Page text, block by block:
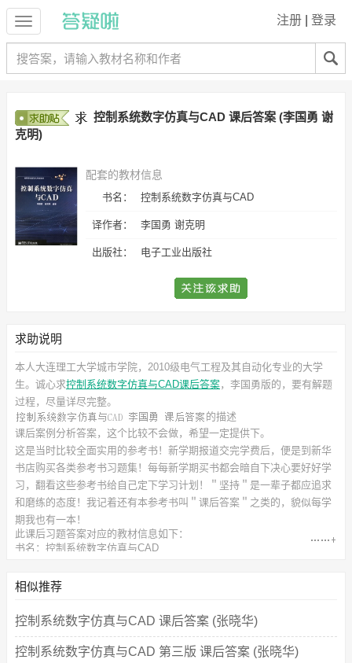
注册 登录
控制系统数字仿真与CAD 课后答案 (李国勇 谢
克明)
配套的教材信息
书名： 控制系统数字仿真与CAD
译作者： 李国勇 谢克明
出版社： 电子工业出版社
求助说明
本人大连理工大学城市学院，2010级电气工程及其自动化专业的大学
生。诚心求控制系统数字仿真与CAD课后答案，李国勇版的，要有解题
过程，尽量详尽完整。
的描述
课后案例分析答案，这个比较不会做，希望一定提供下。
这是当时比较全面实用的参考书！新学期报道交完学费后，便是到新华
书店购买各类参考书习题集！每每新学期买书都会暗自下决心要好好学
习，翻看这些参考书给自己定下学习计划！＂坚持＂是一辈子都应追求
和磨练的态度！我记着还有本参考书叫＂课后答案＂之类的，貌似每学
期我也有一本！
此课后习题答案对应的教材信息如下：
书名：控制系统数字仿真与CAD
出版社：电子工业出版社
相似推荐
控制系统数字仿真与CAD 课后答案 (张晓华)
控制系统数字仿真与CAD 第三版 课后答案 (张晓华)